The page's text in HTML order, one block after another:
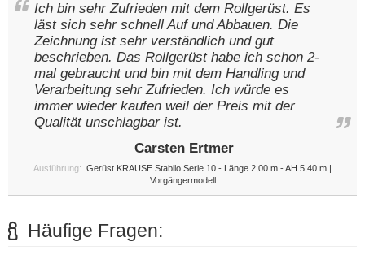
Ich bin sehr Zufrieden mit dem Rollgerüst. Es
läst sich sehr schnell Auf und Abbauen. Die
Zeichnung ist sehr verständlich und gut
beschrieben. Das Rollgerüst habe ich schon 2-
mal gebraucht und bin mit dem Handling und
Verarbeitung sehr Zufrieden. Ich würde es
immer wieder kaufen weil der Preis mit der
Qualität unschlagbar ist.
Carsten Ertmer
Ausführung: Gerüst KRAUSE Stabilo Serie 10 - Länge 2,00 m - AH 5,40 m |
Vorgängermodell
Häufige Fragen: